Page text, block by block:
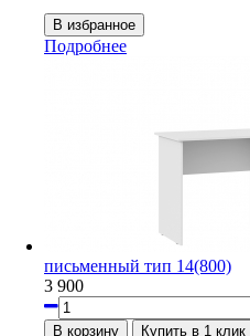
Подробнее
письменный тип 14(800)
3 900